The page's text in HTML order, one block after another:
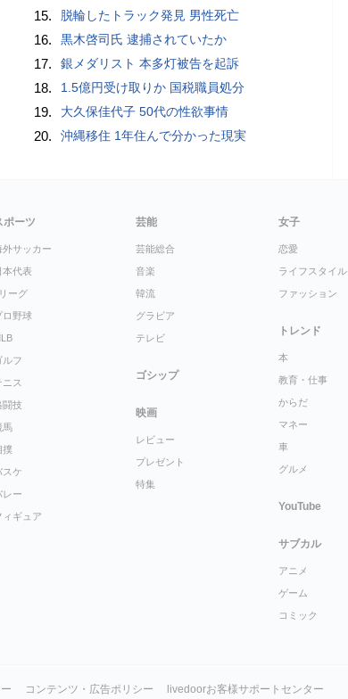
15. 脱輪したトラック発見 男性死亡
16. 黒木啓司氏 逮捕されていたか
17. 銀メダリスト 本多灯被告を起訴
18. 1.5億円受け取りか 国税職員処分
19. 大久保佳代子 50代の性欲事情
20. 沖縄移住 1年住んで分かった現実
ポーツ
外サッカー
本代表
ーグ
ロ野球
ルフ
ニス
闘技
馬
撲
スケ
レー
ィギュア
芸能
芸能総合
音楽
韓流
グラビア
テレビ
ゴシップ
映画
レビュー
プレゼント
特集
女子
恋愛
ライフスタイル
ファッション
トレンド
本
教育・仕事
からだ
マネー
車
グルメ
YouTube
サブカル
アニメ
ゲーム
コミック
コンテンツ・広告ポリシー livedoorお客様サポートセンター